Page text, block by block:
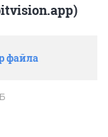
файла